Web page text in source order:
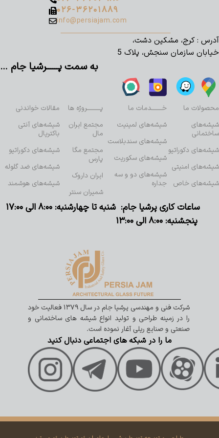
۰۲۶-۳۶۲۰۱۸۸۹
info@persiajam.com
آدرس : کرج، مشکین دشت،
خیابان سازمان سنجش، پلاک 5
به سمت پــــــرشیا جام …
محصولات ما
شیشه‌های
ساختمانی
شیشه‌های دکوراتیو
شیشه‌های امنیتی
شیشه‌های خاص
خـــــــدمات ما
شیشه‌های لمینیت
شیشه‌های سندبلاست
شیشه‌های سکوریت
شیشه‌های دو و سه
جداره
پـــــــــروژه ها
مجتمع ایران
مال
مجتمع مگا
پارس
ایران داروک
شمیران سنتر
مقالات خواندنی
شیشه‌های آنتی
باکتریال
شیشه‌های دکوراتیو
شیشه‌های ضد گلوله
شیشه‌های هوشمند
ساعات کاری پرشیا جام: شنبه تا چهارشنبه: ۸:۰۰ الی ۱۷:۰۰
پنجشنبه: ۸:۰۰ الی ۱۳:۰۰
شرکت فنی و مهندسی پرشیا جام در سال ۱۳۷۹ فعالیت خود
را در زمینه طراحی و تولید انواع شیشه های ساختمانی و
صنعتی و صنایع ریلی آغار نموده است.
ما را در شبکه های اجتماعی دنبال کنید